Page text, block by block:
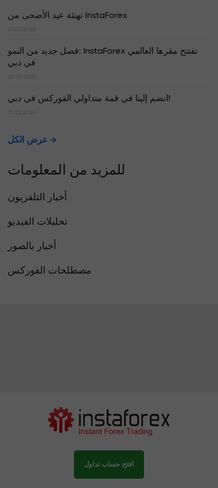
تهنئة عيد الأضحى من InstaForex
27.05.2026
​فصل جديد من النمو: InstaForex تفتتح مقرها العالمي
في دبي
20.01.2025
انضم إلينا في قمة متداولي الفوركس في دبي!
13.05.2024
عرض الكل
للمزيد من المعلومات
أخبار التلفزيون
تحليلات الفيديو
أخبار بالصور
مصطلحات الفوركس
افتح حساب تداول